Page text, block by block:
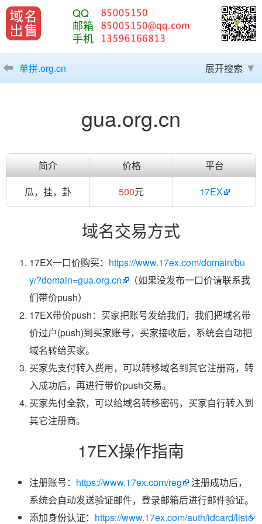
QQ
邮箱
手机
单拼.org.cn 展开搜索
gua.org.cn
简介 价格
平台
瓜，挂，卦
500元 17EX
域名交易方式
17EX一口价购买： https://www.17ex.com/domain/bu
y/?domain=gua.org.cn
（如果没发布一口价请联系我
们带价push）
17EX带价push：买家把账号发给我们，我们把域名带
价过户(push)到买家账号，买家接收后，系统会自动把
域名转给买家。
买家先支付转入费用，可以转移域名到其它注册商，转
入成功后，再进行带价push交易。
买家先付全款，可以给域名转移密码，买家自行转入到
其它注册商。
17EX操作指南
注册账号： https://www.17ex.com/reg
注册成功后，
系统会自动发送验证邮件，登录邮箱后进行邮件验证。
添加身份认证： https://www.17ex.com/auth/idcard/list